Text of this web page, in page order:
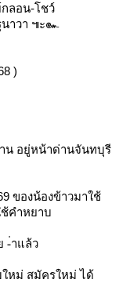
ลอน-โชว์
นาวา ๚ะ๛
)
น อยู่หน้าด่านจันทบุรี
ของน้องข้าวมาใช้
คำหยาบ
-่าแล้ว
หม่ สมัครใหม่ ได้